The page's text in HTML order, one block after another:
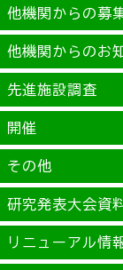
他機関からの募
他機関からのお
先進施設調査
開催
その他
研究発表大会資
リニューアル情